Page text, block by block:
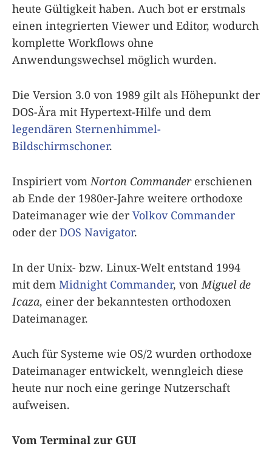
heute Gültigkeit haben. Auch bot er erstmals
einen integrierten Viewer und Editor, wodurch
komplette Workflows ohne
Anwendungswechsel möglich wurden.
Die Version 3.0 von 1989 gilt als Höhepunkt der
DOS-Ära mit Hypertext-Hilfe und dem
legendären Sternenhimmel-
Bildschirmschoner.
Inspiriert vom Norton Commandererschienen
ab Ende der 1980er-Jahre weitere orthodoxe
Dateimanager wie derVolkov Commander
oder derDOS Navigator.
In der Unix- bzw. Linux-Welt entstand 1994
mit dem Midnight Commander, von Miguel de
Icaza, einer der bekanntesten orthodoxen
Dateimanager.
Auch für Systeme wie OS/2 wurden orthodoxe
Dateimanager entwickelt, wenngleich diese
heute nur noch eine geringe Nutzerschaft
aufweisen.
Vom Terminal zur GUI